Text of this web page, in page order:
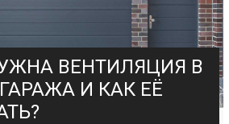
ВЕНТИЛЯЦИЯ В
И КАК ЕЁ